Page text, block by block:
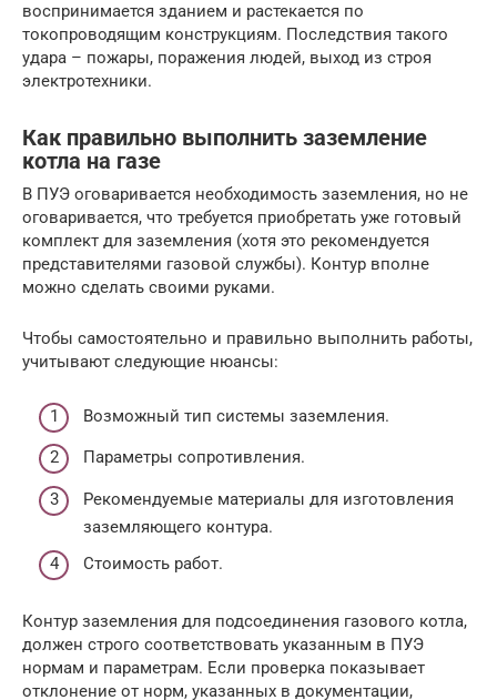
воспринимается зданием и растекается по
токопроводящим конструкциям. Последствия такого
удара – пожары, поражения людей, выход из строя
электротехники.
Как правильно выполнить заземление
котла на газе
В ПУЭ оговаривается необходимость заземления, но не
оговаривается, что требуется приобретать уже готовый
комплект для заземления (хотя это рекомендуется
представителями газовой службы). Контур вполне
можно сделать своими руками.
Чтобы самостоятельно и правильно выполнить работы,
учитывают следующие нюансы:
Возможный тип системы заземления.
Параметры сопротивления.
Рекомендуемые материалы для изготовления
заземляющего контура.
Стоимость работ.
Контур заземления для подсоединения газового котла,
должен строго соответствовать указанным в ПУЭ
нормам и параметрам. Если проверка показывает
отклонение от норм, указанных в документации,